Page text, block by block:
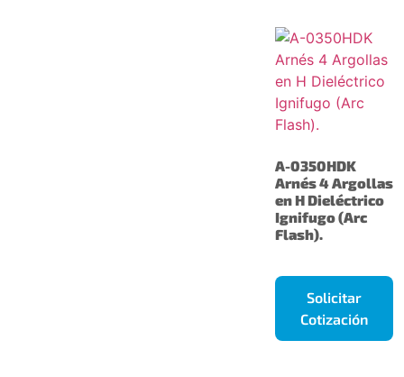
A-0350HDK
Arnés 4 Argollas
en H Dieléctrico
Ignifugo (Arc
Flash).
Solicitar
Cotización